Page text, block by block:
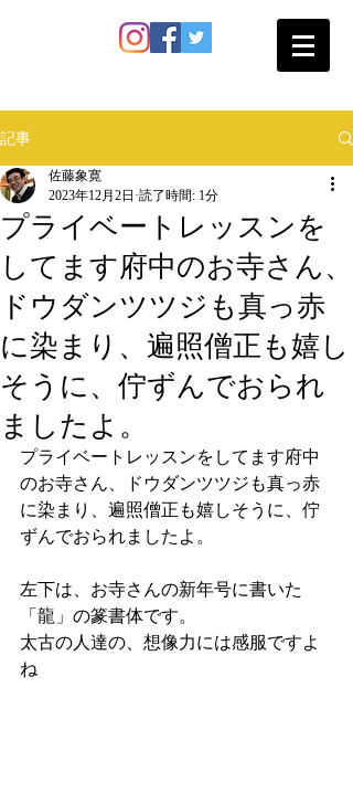
記事
プライベートレッスンを
してます府中のお寺さん、
ドウダンツツジも真っ赤
に染まり、遍照僧正も嬉し
そうに、佇ずんでおられ
ましたよ。
佐藤象寛
2023年12月2日 読了時間: 1分
プライベートレッスンをしてます府中
のお寺さん、ドウダンツツジも真っ赤
に染まり、遍照僧正も嬉しそうに、佇
ずんでおられましたよ。
左下は、お寺さんの新年号に書いた
「龍」の篆書体です。
太古の人達の、想像力には感服ですよ
ね